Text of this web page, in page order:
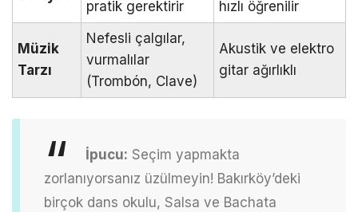
pratik gerektirir
hızlı öğrenilir
Müzik
Tarzı
Nefesli çalgılar,
vurmalılar
(Trombón, Clave)
Akustik ve elektro
gitar ağırlıklı
İpucu: Seçim yapmakta
zorlanıyorsanız üzülmeyin! Bakırköy’deki
birçok dans okulu, Salsa ve Bachata